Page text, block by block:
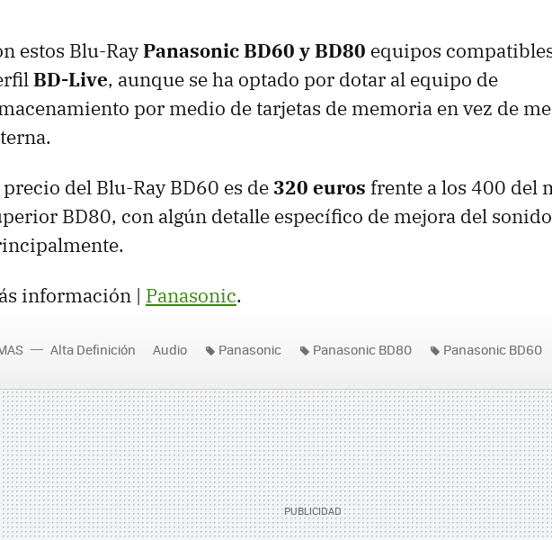
estos Blu-RayPanasonic BD60 y BD80 equipos
BD-Live, aunque se ha optado por dotar al equipo de
por medio de tarjetas de memoria en vez de
precio del Blu-Ray BD60 es de 320 euros frente a los 400 del
BD80, con algún detalle específico de mejora del sonido
información | Panasonic.
Alta Definición Audio Panasonic Panasonic BD80 Panasonic BD60